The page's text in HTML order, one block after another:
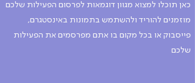
כאן תוכלו למצוא מגוון דוגמאות לפרסום הפעילות שלכם
מוזמנים להוריד ולהשתמש בתמונות באינסטגרם,
פייסבוק או בכל מקום בו אתם מפרסמים את הפעילות
שלכם